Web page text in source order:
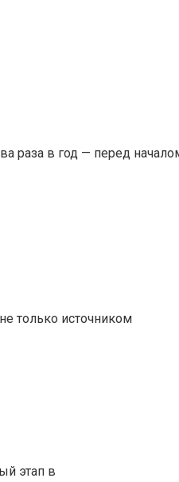
в год — перед
только источником
этап в